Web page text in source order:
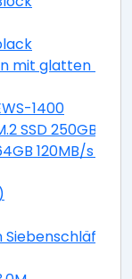
mit glatten
1400
SSD 250GB
120MB/s +